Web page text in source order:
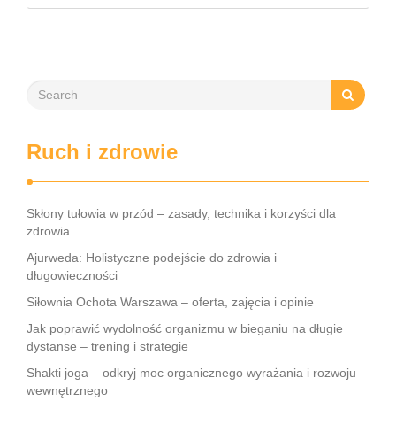
indywidualne projekty, które w pełni odpowiadają ich
Ruch i zdrowie
Skłony tułowia w przód – zasady, technika i korzyści dla
zdrowia
Ajurweda: Holistyczne podejście do zdrowia i
długowieczności
Siłownia Ochota Warszawa – oferta, zajęcia i opinie
Jak poprawić wydolność organizmu w bieganiu na długie
dystanse – trening i strategie
Shakti joga – odkryj moc organicznego wyrażania i rozwoju
wewnętrznego